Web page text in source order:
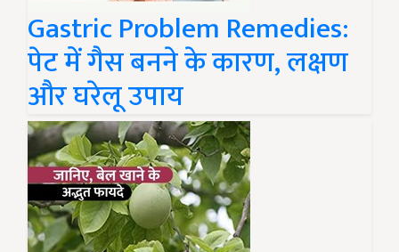
Gastric Problem Remedies:
पेट में गैस बनने के कारण, लक्षण
और घरेलू उपाय